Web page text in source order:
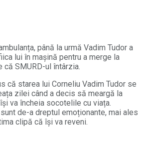
până la urmă Vadim Tudor a
lui în mașină pentru a merge la
că SMURD-ul întârzia.
că starea lui Corneliu Vadim Tudor se
zilei când a decis să meargă la
va încheia socotelile cu viața.
de-a dreptul emoționante, mai ales
clipă că își va reveni.